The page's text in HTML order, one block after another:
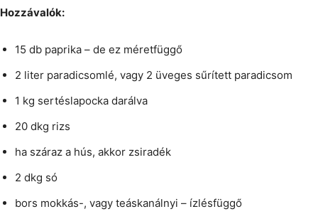
Hozzávalók:
15 db paprika – de ez méretfüggő
2 liter paradicsomlé, vagy 2 üveges sűrített paradicsom
1 kg sertéslapocka darálva
20 dkg rizs
ha száraz a hús, akkor zsiradék
2 dkg só
bors mokkás-, vagy teáskanálnyi – ízlésfüggő